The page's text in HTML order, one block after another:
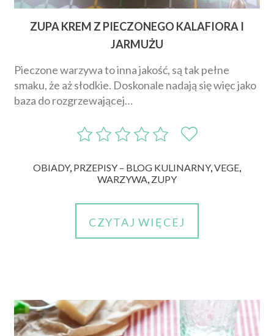
ZUPA KREM Z PIECZONEGO KALAFIORA I
JARMUŻU
Pieczone warzywa to inna jakość, są tak pełne
smaku, że aż słodkie. Doskonale nadają się więc jako
baza do rozgrzewającej…
OBIADY, PRZEPISY – BLOG KULINARNY,VEGE,
WARZYWA, ZUPY
CZYTAJ WIĘCEJ